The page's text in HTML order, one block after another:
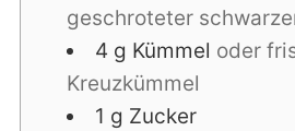
geschroteter
4 g Kümmel oder
Kreuzkümmel
1 g Zucker